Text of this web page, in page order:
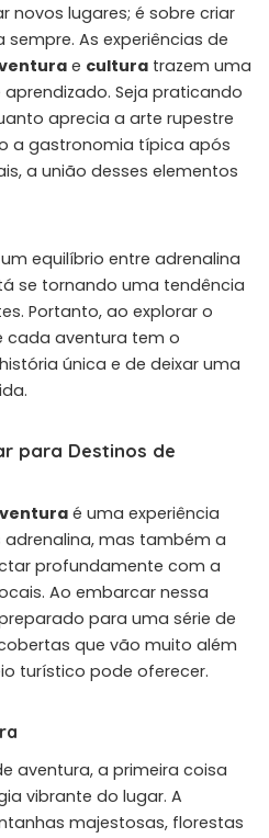
novos lugares; é sobre criar
As experiências de
e cultura trazem uma
Seja praticando
aprecia a arte rupestre
a gastronomia típica após
a união desses elementos
equilíbrio entre adrenalina
se tornando uma tendência
Portanto, ao explorar o
cada aventura tem o
única e de deixar uma
para Destinos de
é uma experiência
mas também a
profundamente com a
Ao embarcar nessa
para uma série de
que vão muito além
turístico pode oferecer.
aventura, a primeira coisa
vibrante do lugar. A
majestosas, florestas